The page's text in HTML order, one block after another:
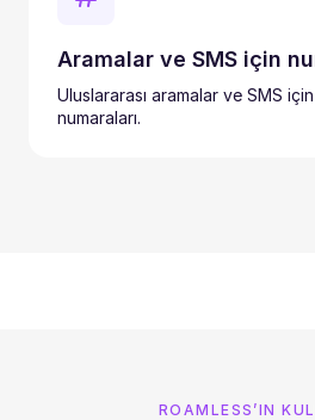
Aramalar ve SMS için
Uluslararası aramalar ve SMS
numaraları.
ROAMLESS’IN